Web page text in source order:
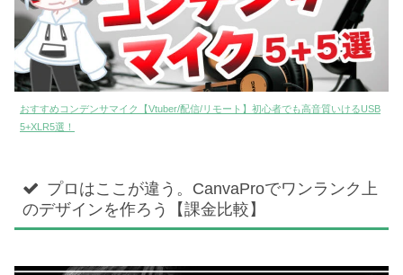
おすすめコンデンサマイク【Vtuber/配信/リモート】初心者でも高音質いけるUSB
5+XLR5選！
プロはここが違う。CanvaProでワンランク上
のデザインを作ろう【課金比較】